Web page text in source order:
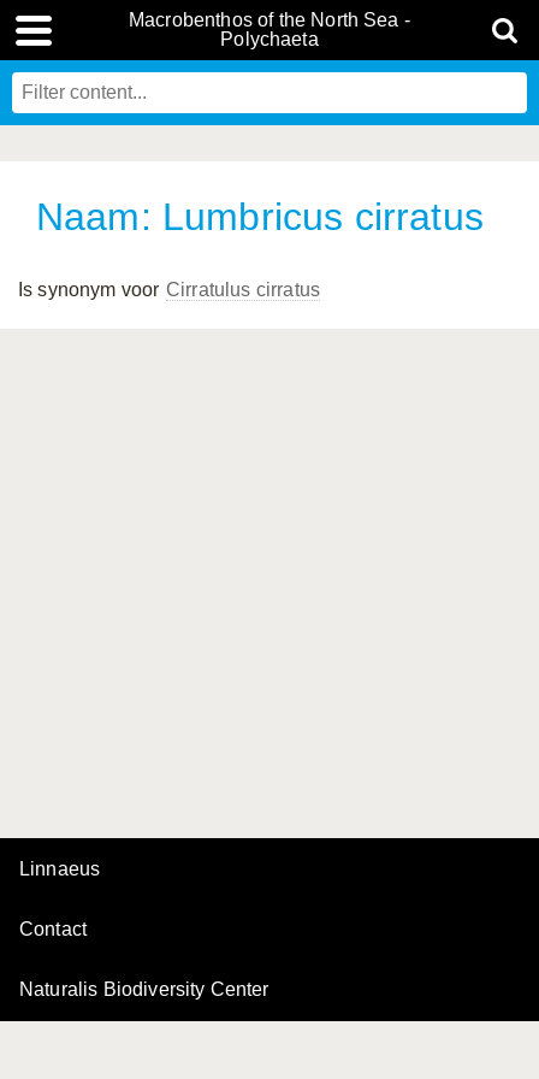
Macrobenthos of the North Sea -
Polychaeta
Naam: Lumbricus cirratus
Is synonym voor Cirratulus cirratus
Linnaeus
Contact
Naturalis Biodiversity Center